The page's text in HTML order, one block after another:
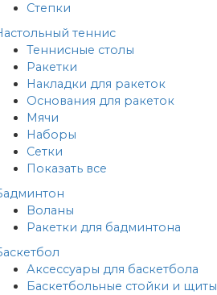
Степки
теннис
Теннисные столы
Ракетки
Накладки для ракеток
Основания для ракеток
Мячи
Наборы
Сетки
Показать все
Воланы
Ракетки для бадминтона
Аксессуары для баскетбола
Баскетбольные стойки и щиты